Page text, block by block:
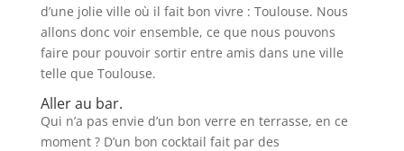
d’une jolie ville où il fait bon vivre : Toulouse. Nous
allons donc voir ensemble, ce que nous pouvons
faire pour pouvoir sortir entre amis dans une ville
telle que Toulouse.
Aller au bar.
Qui n’a pas envie d’un bon verre en terrasse, en ce
moment ? D’un bon cocktail fait par des